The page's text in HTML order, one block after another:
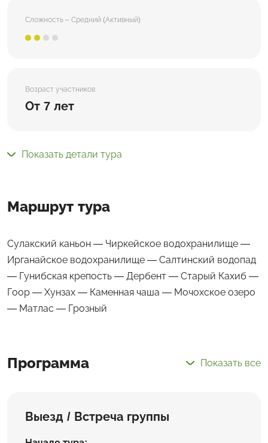
Сложность – Средний (Активный)
Возраст участников
От 7 лет
Показать детали тура
Маршрут тура
Сулакский каньон — Чиркейское водохранилище —
Ирганайское водохранилище — Салтинский водопад
— Гунибская крепость — Дербент — Старый Кахиб —
Гоор — Хунзах — Каменная чаша — Мочохское озеро
— Матлас — Грозный
Программа Показать все
Выезд / Встреча группы